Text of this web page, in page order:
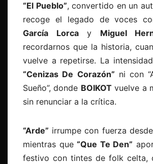
“El Pueblo”, convertido en un
recoge el legado de voces
García Lorcay Miguel
recordarnos que la historia,
vuelve a repetirse. La
“Cenizas De Corazón” ni con
Sueño”, donde BOIKOTvuelve a
sin renunciar a la crítica.
“Arde” irrumpe con fuerza
mientras que“Que Te Den”
festivo con tintes de folk celta,